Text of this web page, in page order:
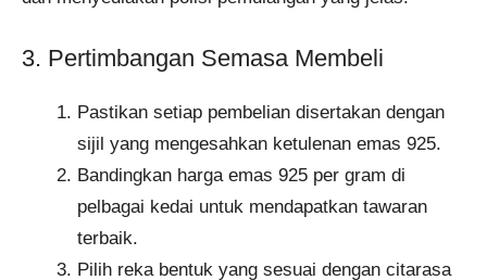
3. Pertimbangan Semasa Membeli
Pastikan setiap pembelian disertakan dengan
sijil yang mengesahkan ketulenan emas 925.
Bandingkan harga emas 925 per gram di
pelbagai kedai untuk mendapatkan tawaran
terbaik.
Pilih reka bentuk yang sesuai dengan citarasa